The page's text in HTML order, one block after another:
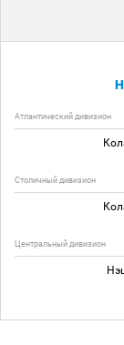
Атлантический дивизион
Столичный дивизион
Центральный дивизион